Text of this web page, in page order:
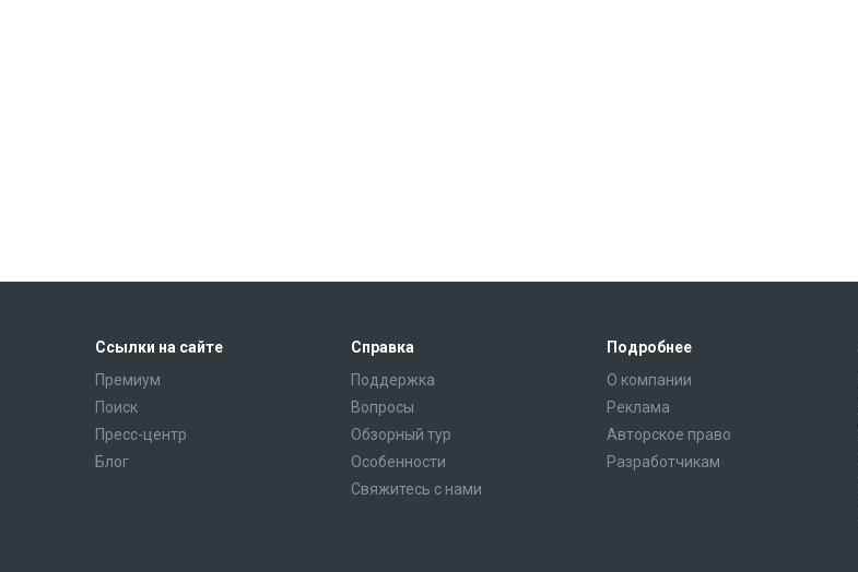
Ссылки на сайте
Премиум
Поиск
Пресс-центр
Блог
Справка
Поддержка
Вопросы
Обзорный тур
Особенности
Свяжитесь с нами
Подробнее
О компании
Реклама
Авторское право
Разработчикам